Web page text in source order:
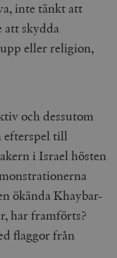
inte tänkt att
att skydda
eller religion,
och dessutom
efterspel till
i Israel hösten
ökända Khaybar-
har framförts?
flaggor från